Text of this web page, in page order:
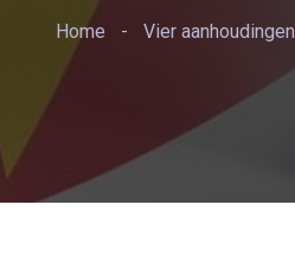
Home - Vier